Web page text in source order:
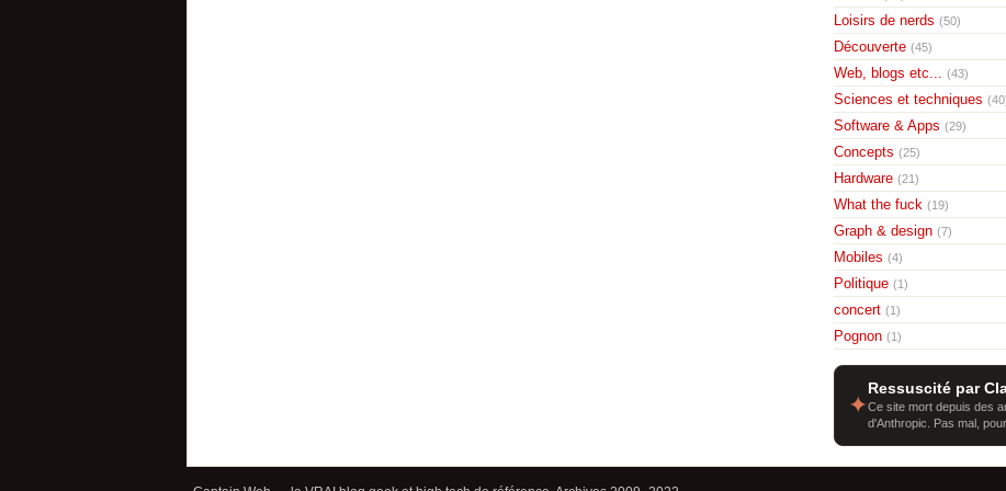
Loisirs de nerds (50)
Découverte (45)
Web, blogs etc... (43)
Sciences et techniques
Software & Apps (29)
Concepts (25)
Hardware (21)
What the fuck (19)
Graph & design (7)
Mobiles (4)
Politique (1)
concert (1)
Pognon (1)
✦
Ressuscité par
Ce site mort depuis des
d'Anthropic. Pas mal,